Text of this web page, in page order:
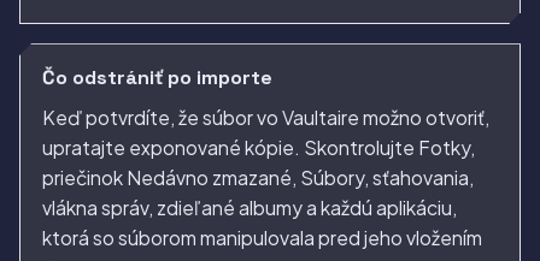
Čo odstrániť po importe
Keď potvrdíte, že súbor vo Vaultaire možno otvoriť,
upratajte exponované kópie. Skontrolujte Fotky,
priečinok Nedávno zmazané, Súbory, sťahovania,
vlákna správ, zdieľané albumy a každú aplikáciu,
ktorá so súborom manipulovala pred jeho vložením